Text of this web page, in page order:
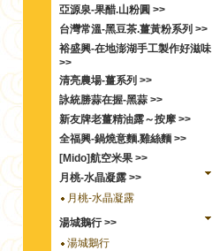
亞源泉-果醋.山粉圓 >>
台灣常溫-黑豆茶.薑黃粉系列 >>
裕盛興-在地澎湖手工製作好滋味
>>
清亮農場-薑系列 >>
詠統勝蒜在握-黑蒜 >>
新友牌老薑精油露～按摩 >>
全福興-鍋燒意麵.雞絲麵 >>
[Mido]航空米果 >>
月桃-水晶凝露 >>
月桃-水晶凝露
湯城鵝行 >>
湯城鵝行